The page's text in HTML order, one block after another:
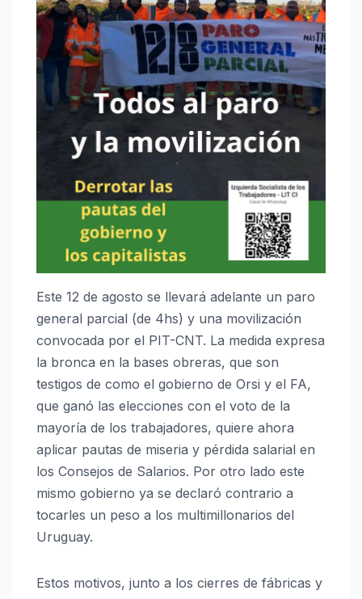
Este 12 de agosto se llevará adelante un paro
general parcial (de 4hs) y una movilización
convocada por el PIT-CNT. La medida expresa
la bronca en la bases obreras, que son
testigos de como el gobierno de Orsi y el FA,
que ganó las elecciones con el voto de la
mayoría de los trabajadores, quiere ahora
aplicar pautas de miseria y pérdida salarial en
los Consejos de Salarios. Por otro lado este
mismo gobierno ya se declaró contrario a
tocarles un peso a los multimillonarios del
Uruguay.
Estos motivos, junto a los cierres de fábricas y